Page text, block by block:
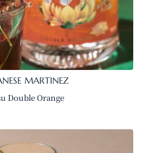
MARTINEZ
Double Orange